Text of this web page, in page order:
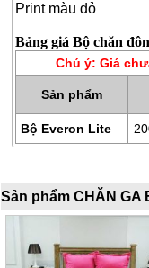
XO
RUỘT
GỐI
RUỘT
CHĂN
BÔNG
BỘ
CAO
ARTEMIS
Print màu đỏ
Bảng giá Bộ chăn
Chú ý: Giá
Sản phẩm
Bộ Everon Lite
Sản phẩm CHĂN GA